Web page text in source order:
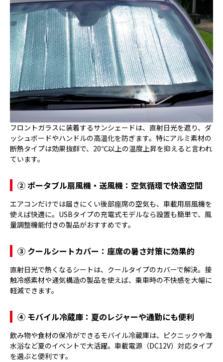
フロントガラスに装着するサンシェードは、直射日光を遮り、ダ
ッシュボードやハンドルの高温化を防ぎます。特にアルミ素材の
断熱タイプは効果抜群で、20℃以上の温度上昇を抑えると言われ
ています。
② ポータブル扇風機・送風機：空気循環で快適空間
エアコンだけでは届きにくい後部座席の空気も、車載用扇風機を
使えば快適に。USBタイプの充電式モデルなら設置も簡単で、風
量調整機能付きの製品がおすすめです。
③ クールシートカバー：座席の暑さ対策に効果的
直射日光で熱くなるシートは、クールタイプのカバーで解決。接
触冷感素材や通気構造の製品を使えば、乗車時の不快感を大幅に
軽減できます。
④ モバイル冷蔵庫：夏のレジャーや通勤にも便利
飲み物や食材の保冷ができるモバイル冷蔵庫は、ピクニックや海
水浴など夏のイベントで大活躍。車載電源（DC12V）対応タイプ
を選ぶと便利です。